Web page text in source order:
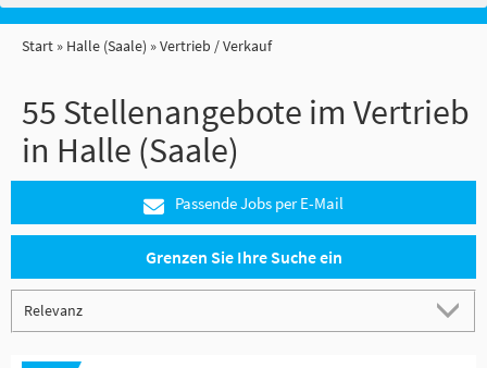
Start Halle (Saale) Vertrieb / Verkauf
55 Stellenangebote im Vertrieb
in Halle (Saale)
Passende Jobs per E-Mail
Grenzen Sie Ihre Suche ein